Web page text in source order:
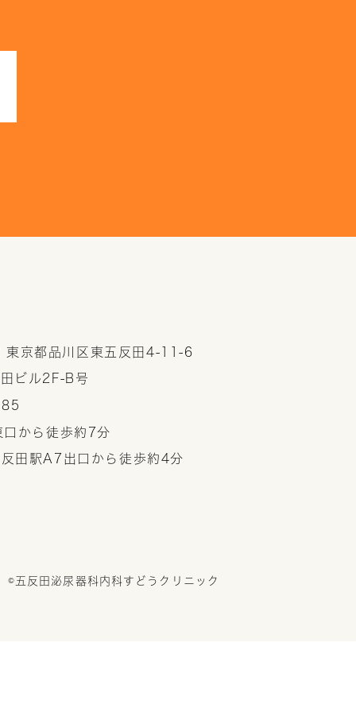
京都品川区東五反田4-11-6
ビル2F-B号
口から徒歩約7分
田駅A7出口から徒歩約4分
©五反田泌尿器科内科すどうクリニック